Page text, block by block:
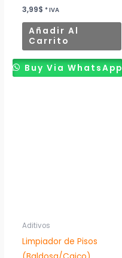
3,99$ * IVA
Añadir Al
Carrito
Buy Via WhatsApp
Aditivos
Limpiador de Pisos